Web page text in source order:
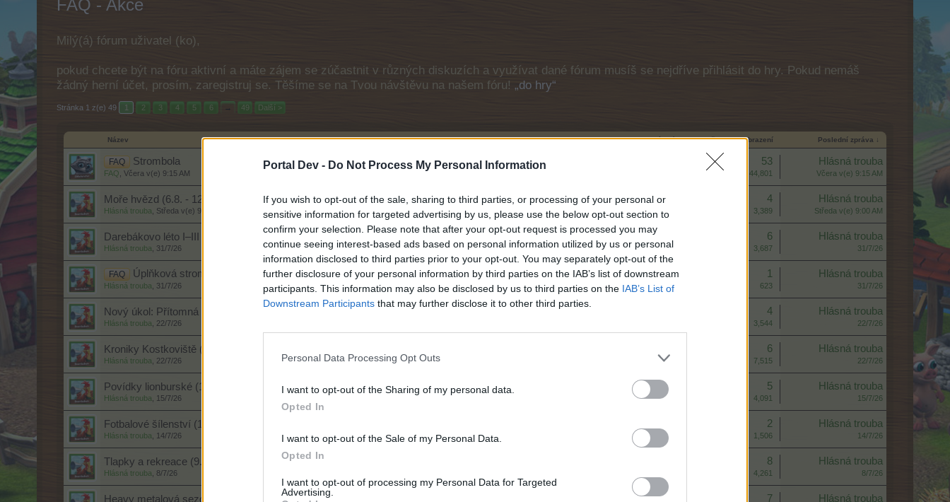
Portal Dev - Do Not Process My Personal Information
If you wish to opt-out of the sale, sharing to third parties, or processing of your personal or
sensitive information for targeted advertising by us, please use the below opt-out section to
confirm your selection. Please note that after your opt-out request is processed you may
continue seeing interest-based ads based on personal information utilized by us or personal
information disclosed to third parties prior to your opt-out. You may separately opt-out of the
further disclosure of your personal information by third parties on the IAB’s list of downstream
participants. This information may also be disclosed by us to third parties on the IAB’s List of
Downstream Participants that may further disclose it to other third parties.
Personal Data Processing Opt Outs
I want to opt-out of the Sharing of my personal data.
Opted In
I want to opt-out of the Sale of my Personal Data.
Opted In
I want to opt-out of processing my Personal Data for Targeted
Advertising.
FAQ - Akce
Milý(á) fórum uživatel (ko),
pokud chcete být na fóru aktivní a máte zájem se zúčastnit v různých diskuzích a využívat dané fórum musíš se nejdříve přihlásit do hry. Pokud nemáš
žádný herní účet, prosím, zaregistruj se. Těšíme se na Tvou návštěvu na našem fóru! „do hry“
Stránka 1 z(e) 49 1 2 3 4 5 6 → 49 Další >
Název Datum zahájení Odpovědi Zobrazení Poslední zpráva ↓
FAQ Strombola
FAQ Včera v(e) 9:15 AM
Odpovědi: 53
Zobrazení: 44,801
Hlásná trouba
Včera v(e) 9:15 AM
Moře hvězd (6.8. - 12.8.2026)
Hlásná trouba Středa v(e) 9:00 AM
4
3,389
Hlásná trouba
Středa v(e) 9:00 AM
Darebákovo léto I–III (1.8. - 17.8.2026)
Hlásná trouba 31/7/26
6
3,687
Hlásná trouba
31/7/26
FAQ Úplňková strombola
Hlásná trouba 31/7/26
1
623
Hlásná trouba
31/7/26
Nový úkol: Přítomná minulost (23.7. - 27.7.2026)
Hlásná trouba 22/7/26
4
3,544
Hlásná trouba
22/7/26
Kroniky Kostkoviště (23.7. - 5.8.2026)
Hlásná trouba 22/7/26
6
7,515
Hlásná trouba
22/7/26
Povídky lionburské (16.7. - 22.7.2026)
Hlásná trouba 15/7/26
5
4,091
Hlásná trouba
15/7/26
Fotbalové šílenství (15.7 - 19.7.2026)
Hlásná trouba 14/7/26
2
1,506
Hlásná trouba
14/7/26
Tlapky a rekreace (9.7.-15.7.2026)
Hlásná trouba 8/7/26
8
4,261
Hlásná trouba
8/7/26
Heavy metalová sezóna (9.7. - 7.8.2026) 7 Hlásná trouba